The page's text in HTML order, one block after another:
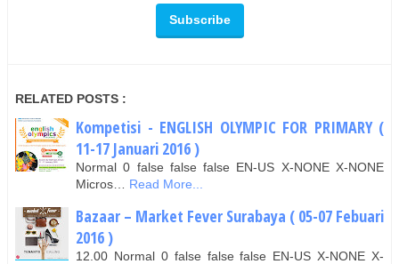
RELATED POSTS :
Kompetisi - ENGLISH OLYMPIC FOR PRIMARY (
11-17 Januari 2016 )
Normal 0 false false false EN-US X-NONE X-NONE
Micros…
Read More...
Bazaar – Market Fever Surabaya ( 05-07 Febuari
2016 )
12.00 Normal 0 false false false EN-US X-NONE X-